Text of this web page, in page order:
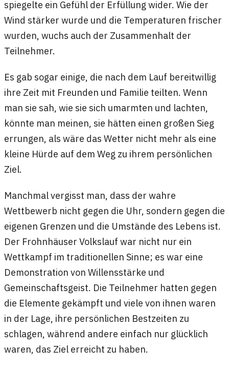
spiegelte ein Gefühl der Erfüllung wider. Wie der
Wind stärker wurde und die Temperaturen frischer
wurden, wuchs auch der Zusammenhalt der
Teilnehmer.
Es gab sogar einige, die nach dem Lauf bereitwillig
ihre Zeit mit Freunden und Familie teilten. Wenn
man sie sah, wie sie sich umarmten und lachten,
könnte man meinen, sie hätten einen großen Sieg
errungen, als wäre das Wetter nicht mehr als eine
kleine Hürde auf dem Weg zu ihrem persönlichen
Ziel.
Manchmal vergisst man, dass der wahre
Wettbewerb nicht gegen die Uhr, sondern gegen die
eigenen Grenzen und die Umstände des Lebens ist.
Der Frohnhäuser Volkslauf war nicht nur ein
Wettkampf im traditionellen Sinne; es war eine
Demonstration von Willensstärke und
Gemeinschaftsgeist. Die Teilnehmer hatten gegen
die Elemente gekämpft und viele von ihnen waren
in der Lage, ihre persönlichen Bestzeiten zu
schlagen, während andere einfach nur glücklich
waren, das Ziel erreicht zu haben.